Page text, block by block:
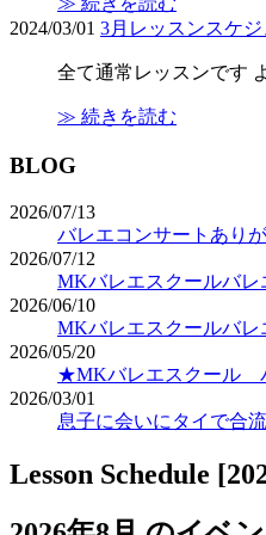
2024/03/01 3月レッスンスケ
全て通常レッスンです
≫ 続きを読む
BLOG
2026/07/13
バレエコンサートあり
2026/07/12
MKバレエスクールバ
2026/06/10
MKバレエスクールバレ
2026/05/20
★MKバレエスクール
2026/03/01
息子に会いにタイで合
Lesson Schedule